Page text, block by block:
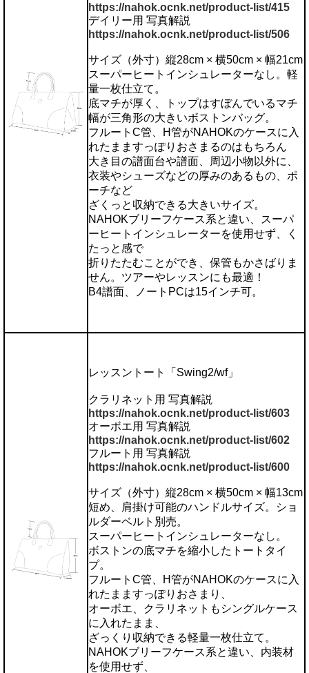
https://nahok.ocnk.net/product-list/415
デイリー用 写真解説
https://nahok.ocnk.net/product-list/506
サイズ（外寸）縦28cm × 横50cm × 幅21cm
スーパーヒートインシュレーターなし。軽
量一枚仕立て。
底マチが厚く、トップはすぼんでいるマチ
幅が三角形の大きいボストンバッグ。
フルートC管、H管がNAHOKのケースに入
れたまますっぽりおさまるのはもちろん
大き目の譜面台や譜面、周辺小物以外に、
衣装やシューズなどの厚みのあるもの、ポ
ーチなど
ざくっと収納できる大きいサイズ。
NAHOKブリーフケース系と違い、スーパ
ーヒートインシュレーターを使用せず、く
たっと感で
折りたたむことができ、保管もかさばりま
せん。ツアーやレッスンにも最適！
B4譜面、ノートPCは15インチ可。
レッスントート「Swing2/wf」
クラリネット用 写真解説
https://nahok.ocnk.net/product-list/603
オーボエ用 写真解説
https://nahok.ocnk.net/product-list/602
フルート用 写真解説
https://nahok.ocnk.net/product-list/600
サイズ（外寸）縦28cm × 横50cm × 幅13cm
短め、肩掛け可能のハンドルサイズ。ショ
ルダーベルト別売。
スーパーヒートインシュレーターなし。
ボストンの底マチを縮小したトートタイ
プ。
フルートC管、H管がNAHOKのケースに入
れたまますっぽりおさまり、
オーボエ、クラリネットもシングルケース
に入れたまま、
ざっくり収納できる軽量一枚仕立て。
NAHOKブリーフケース系と違い、内装材
を使用せず、